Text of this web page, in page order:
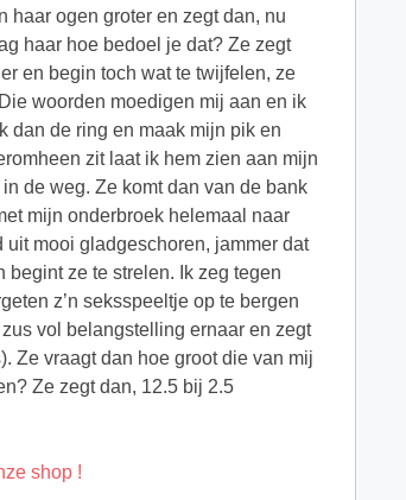
haar ogen groter en zegt dan, nu
haar hoe bedoel je dat? Ze zegt
en begin toch wat te twijfelen, ze
woorden moedigen mij aan en ik
dan de ring en maak mijn pik en
zit laat ik hem zien aan mijn
de weg. Ze komt dan van de bank
mijn onderbroek helemaal naar
mooi gladgeschoren, jammer dat
ze te strelen. Ik zeg tegen
z’n seksspeeltje op te bergen
vol belangstelling ernaar en zegt
Ze vraagt dan hoe groot die van mij
Ze zegt dan, 12.5 bij 2.5